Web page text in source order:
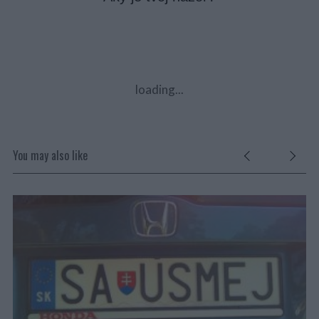
loading...
You may also like